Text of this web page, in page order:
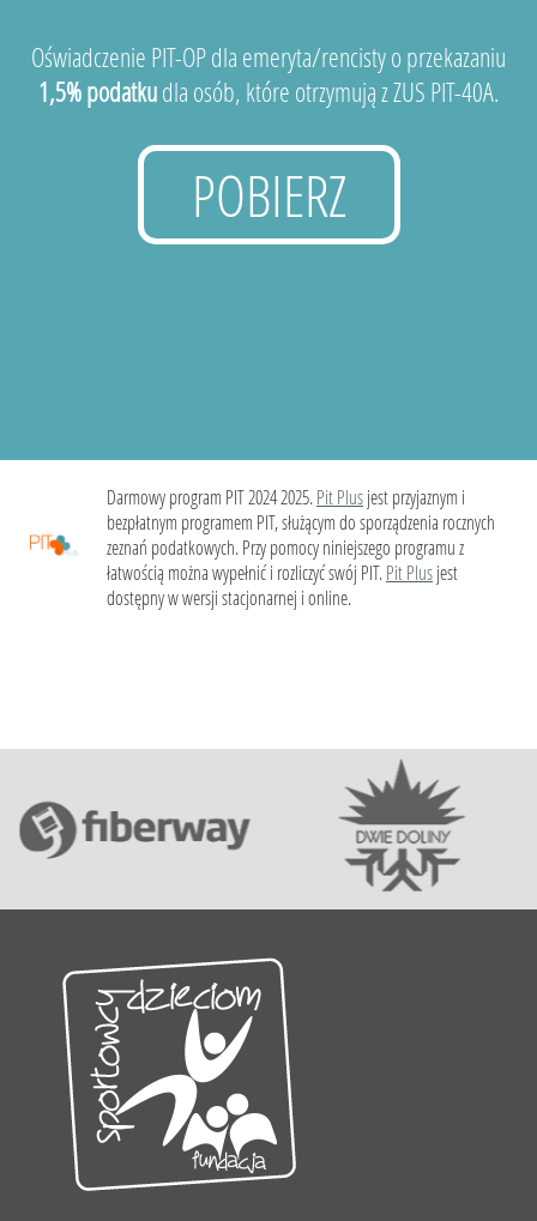
Oświadczenie PIT-OP dla emeryta/rencisty o przekazaniu
1,5% podatkudla osób, które otrzymują z ZUS PIT-40A.
POBIERZ
Darmowy program PIT 2024 2025.Pit Plusjest przyjaznym i
bezpłatnym programem PIT, służącym do sporządzenia rocznych
zeznań podatkowych. Przy pomocy niniejszego programu z
łatwością można wypełnić i rozliczyć swój PIT.Pit Plusjest
dostępny w wersji stacjonarnej i online.